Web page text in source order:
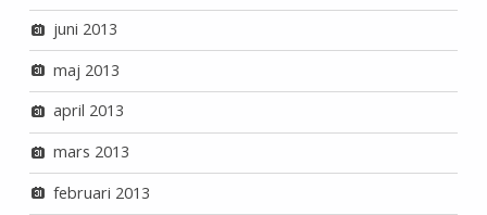
juni 2013
maj 2013
april 2013
mars 2013
februari 2013